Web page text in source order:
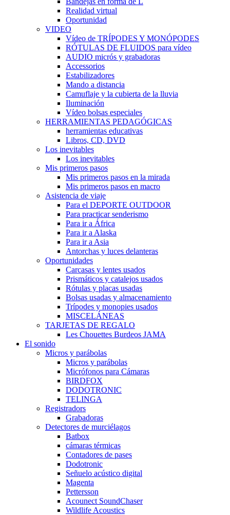
Realidad virtual
Oportunidad
VIDEO
Vídeo de TRÍPODES Y MONÓPODES
RÓTULAS DE FLUIDOS para vídeo
AUDIO micrós y grabadoras
Accessorios
Estabilizadores
Mando a distancia
Camuflaje y la cubierta de la lluvia
Iluminación
Vídeo bolsas especiales
HERRAMIENTAS PEDAGÓGICAS
herramientas educativas
Libros, CD, DVD
Los inevitables
Los inevitables
Mis primeros pasos
Mis primeros pasos en la mirada
Mis primeros pasos en macro
Asistencia de viaje
Para el DEPORTE OUTDOOR
Para practicar senderismo
Para ir a África
Para ir a Alaska
Para ir a Asia
Antorchas y luces delanteras
Oportunidades
Carcasas y lentes usados
Prismáticos y catalejos usados
Rótulas y placas usadas
Bolsas usadas y almacenamiento
Trípodes y monopies usados
MISCELÁNEAS
TARJETAS DE REGALO
Les Chouettes Burdeos JAMA
El sonido
Micros y parábolas
Micros y parábolas
Micrófonos para Cámaras
BIRDFOX
DODOTRONIC
TELINGA
Registradors
Grabadoras
Detectores de murciélagos
Batbox
cámaras térmicas
Contadores de pases
Dodotronic
Señuelo acústico digital
Magenta
Pettersson
Acounect SoundChaser
Wildlife Acoustics